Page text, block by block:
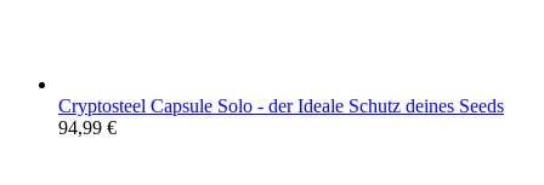
Cryptosteel Capsule Solo - der Ideale Schutz deines Seeds
94,99 €